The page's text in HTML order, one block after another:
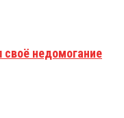
недомогание